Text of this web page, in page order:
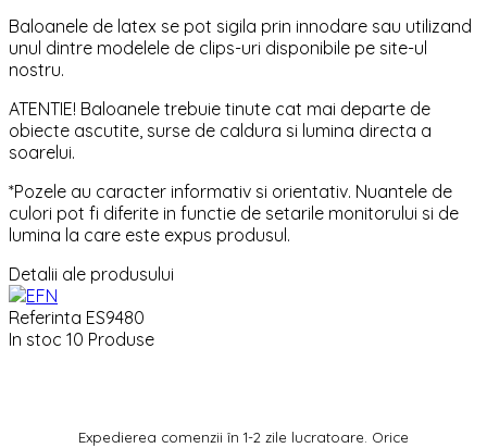
Baloanele de latex se pot sigila prin innodare sau utilizand
unul dintre modelele de clips-uri disponibile pe site-ul
nostru.
ATENTIE! Baloanele trebuie tinute cat mai departe de
obiecte ascutite, surse de caldura si lumina directa a
soarelui.
*Pozele au caracter informativ si orientativ. Nuantele de
culori pot fi diferite in functie de setarile monitorului si de
lumina la care este expus produsul.
Detalii ale produsului
Referinta ES9480
In stoc 10 Produse
Expedierea comenzii în 1-2 zile lucratoare. Orice